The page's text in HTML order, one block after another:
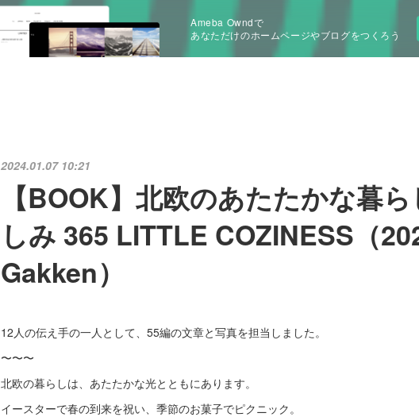
Ameba Owndで
あなただけのホームページやブログをつくろう
2024.01.07 10:21
【BOOK】北欧のあたたかな暮
しみ 365 LITTLE COZINESS（
Gakken）
12人の伝え手の一人として、55編の文章と写真を担当しました。
〜〜〜
北欧の暮らしは、あたたかな光とともにあります。
イースターで春の到来を祝い、季節のお菓子でピクニック。